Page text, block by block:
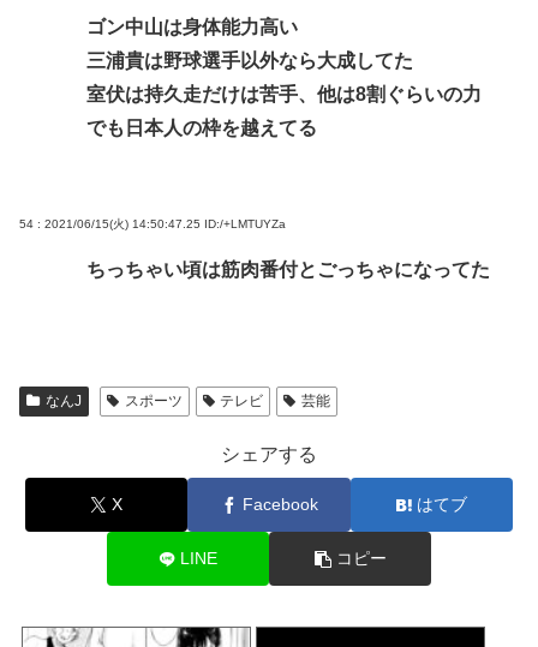
ゴン中山は身体能力高い
三浦貴は野球選手以外なら大成してた
室伏は持久走だけは苦手、他は8割ぐらいの力
でも日本人の枠を越えてる
54 : 2021/06/15(火) 14:50:47.25 ID:/+LMTUYZa
ちっちゃい頃は筋肉番付とごっちゃになってた
なんJ スポーツ テレビ 芸能
シェアする
X Facebook はてブ
LINE コピー